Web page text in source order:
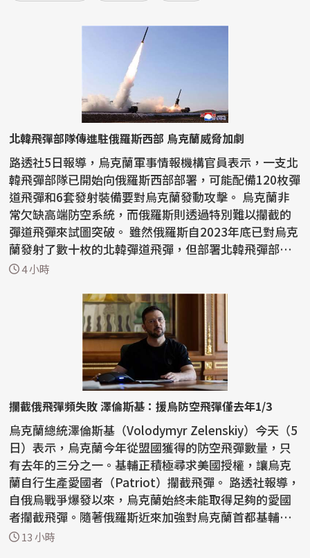
北韓飛彈部隊傳進駐俄羅斯西部 烏克蘭威脅加劇
路透社5日報導，烏克蘭軍事情報機構官員表示，一支北
韓飛彈部隊已開始向俄羅斯西部部署，可能配備120枚彈
道飛彈和6套發射裝備要對烏克蘭發動攻擊。 烏克蘭非
常欠缺高端防空系統，而俄羅斯則透過特別難以攔截的
彈道飛彈來試圖突破。 雖然俄羅斯自2023年底已對烏克
蘭發射了數十枚的北韓彈道飛彈，但部署北韓飛彈部
隊...4 小時
攔截俄飛彈頻失敗 澤倫斯基：援烏防空飛彈僅去年1/3
烏克蘭總統澤倫斯基（Volodymyr Zelenskiy）今天（5
日）表示，烏克蘭今年從盟國獲得的防空飛彈數量，只
有去年的三分之一。基輔正積極尋求美國授權，讓烏克
蘭自行生產愛國者（Patriot）攔截飛彈。 路透社報導，
自俄烏戰爭爆發以來，烏克蘭始終未能取得足夠的愛國
者攔截飛彈。隨著俄羅斯近來加強對烏克蘭首都基輔和
南部...
13 小時